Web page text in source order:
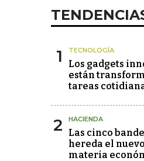
1 TECNOLOGÍA
Los gadgets
están
tareas
2 HACIENDA
Las cinco
hereda el
materia